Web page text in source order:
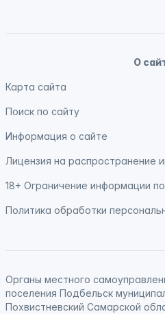
О
Карта сайта
Поиск по сайту
Информация о сайте
Лицензия на распространение
18+ Ограничение информации
Политика обработки
Органы местного
поселения Подбельск
Похвистневский Самарской